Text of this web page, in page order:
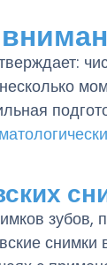
зубов,